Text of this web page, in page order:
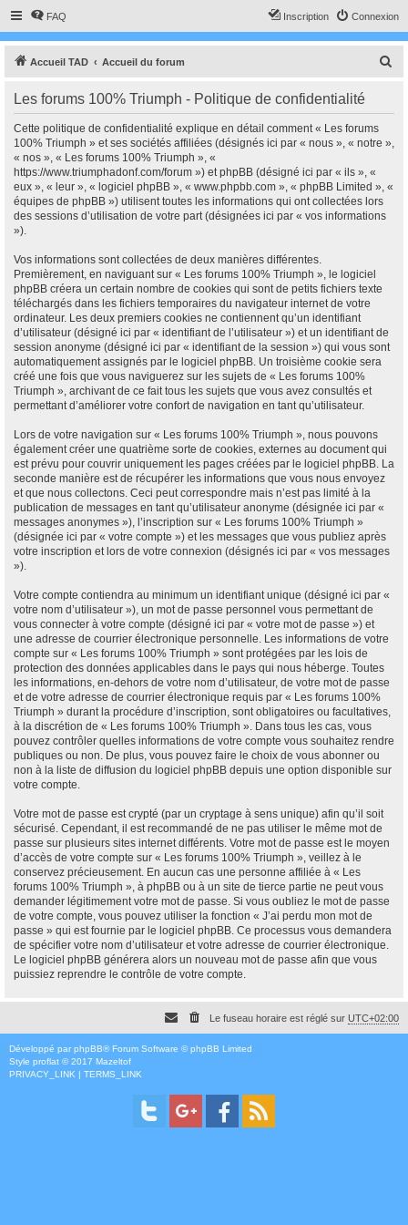
FAQ Connexion
Inscription
Accueil TAD Accueil du forum
e
Les forums 100% Triumph - Politique de confidentialité
Cette politique de confidentialité explique en détail comment « Les forums
100% Triumph » et ses sociétés affiliées (désignés ici par « nous », « notre »,
« nos », « Les forums 100% Triumph », «
https://www.triumphadonf.com/forum ») et phpBB (désigné ici par « ils », «
eux », « leur », « logiciel phpBB », « www.phpbb.com », « phpBB Limited », «
équipes de phpBB ») utilisent toutes les informations qui ont collectées lors
des sessions d’utilisation de votre part (désignées ici par « vos informations
»).
Vos informations sont collectées de deux manières différentes.
Premièrement, en naviguant sur « Les forums 100% Triumph », le logiciel
phpBB créera un certain nombre de cookies qui sont de petits fichiers texte
téléchargés dans les fichiers temporaires du navigateur internet de votre
ordinateur. Les deux premiers cookies ne contiennent qu’un identifiant
d’utilisateur (désigné ici par « identifiant de l’utilisateur ») et un identifiant de
session anonyme (désigné ici par « identifiant de la session ») qui vous sont
automatiquement assignés par le logiciel phpBB. Un troisième cookie sera
créé une fois que vous naviguerez sur les sujets de « Les forums 100%
Triumph », archivant de ce fait tous les sujets que vous avez consultés et
permettant d’améliorer votre confort de navigation en tant qu’utilisateur.
Lors de votre navigation sur « Les forums 100% Triumph », nous pouvons
également créer une quatrième sorte de cookies, externes au document qui
est prévu pour couvrir uniquement les pages créées par le logiciel phpBB. La
seconde manière est de récupérer les informations que vous nous envoyez
et que nous collectons. Ceci peut correspondre mais n’est pas limité à la
publication de messages en tant qu’utilisateur anonyme (désignée ici par «
messages anonymes »), l’inscription sur « Les forums 100% Triumph »
(désignée ici par « votre compte ») et les messages que vous publiez après
votre inscription et lors de votre connexion (désignés ici par « vos messages
»).
Votre compte contiendra au minimum un identifiant unique (désigné ici par «
votre nom d’utilisateur »), un mot de passe personnel vous permettant de
vous connecter à votre compte (désigné ici par « votre mot de passe ») et
une adresse de courrier électronique personnelle. Les informations de votre
compte sur « Les forums 100% Triumph » sont protégées par les lois de
protection des données applicables dans le pays qui nous héberge. Toutes
les informations, en-dehors de votre nom d’utilisateur, de votre mot de passe
et de votre adresse de courrier électronique requis par « Les forums 100%
Triumph » durant la procédure d’inscription, sont obligatoires ou facultatives,
à la discrétion de « Les forums 100% Triumph ». Dans tous les cas, vous
pouvez contrôler quelles informations de votre compte vous souhaitez rendre
publiques ou non. De plus, vous pouvez faire le choix de vous abonner ou
non à la liste de diffusion du logiciel phpBB depuis une option disponible sur
votre compte.
Votre mot de passe est crypté (par un cryptage à sens unique) afin qu’il soit
sécurisé. Cependant, il est recommandé de ne pas utiliser le même mot de
passe sur plusieurs sites internet différents. Votre mot de passe est le moyen
d’accès de votre compte sur « Les forums 100% Triumph », veillez à le
conservez précieusement. En aucun cas une personne affiliée à « Les
forums 100% Triumph », à phpBB ou à un site de tierce partie ne peut vous
demander légitimement votre mot de passe. Si vous oubliez le mot de passe
de votre compte, vous pouvez utiliser la fonction « J’ai perdu mon mot de
passe » qui est fournie par le logiciel phpBB. Ce processus vous demandera
de spécifier votre nom d’utilisateur et votre adresse de courrier électronique.
Le logiciel phpBB générera alors un nouveau mot de passe afin que vous
puissiez reprendre le contrôle de votre compte.
Le fuseau horaire est réglé sur UTC+02:00
Développé par phpBB® Forum Software © phpBB Limited
Style proflat © 2017 Mazeltof
PRIVACY_LINK | TERMS_LINK